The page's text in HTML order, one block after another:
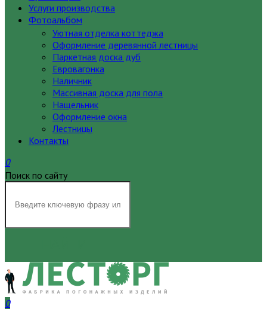
Услуги производства
Фотоальбом
Уютная отделка коттеджа
Оформление деревянной лестницы
Паркетная доска дуб
Евровагонка
Наличник
Массивная доска для пола
Нащельник
Оформление окна
Лестницы
Контакты
0
Поиск по сайту
0